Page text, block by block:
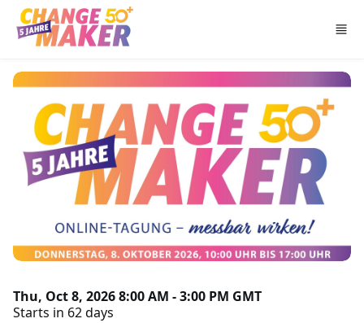
Skip to main content
Thu, Oct 8, 2026 8:00 AM - 3:00 PM GMT
Starts in 62 days